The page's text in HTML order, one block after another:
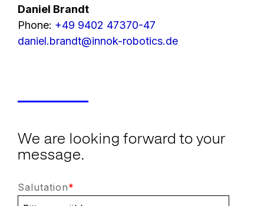
Daniel Brandt
Phone: +49 9402 47370-47
daniel.brandt@innok-robotics.de
We are looking forward to your
message.
Salutation*